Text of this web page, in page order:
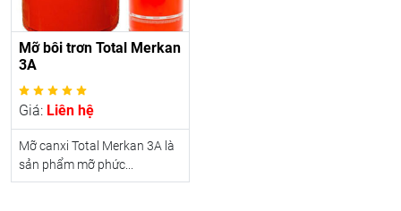
Mỡ bôi trơn Total Merkan
3A
Giá: Liên hệ
Mỡ canxi Total Merkan 3A là
sản phẩm mỡ phức...